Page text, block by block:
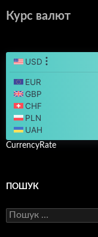
Курс валют
CurrencyRate
ПОШУК
Пошук: